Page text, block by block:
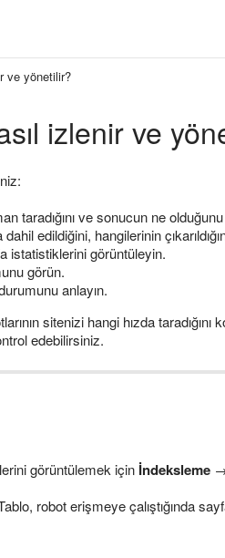
ve yönetilir?
izlenir ve
taradığını ve sonucun ne
edildiğini, hangilerinin
istatistiklerini görüntüleyin.
görün.
anlayın.
sitenizi hangi hızda
edebilirsiniz.
görüntülemek için İndeksleme
robot erişmeye çalıştığında